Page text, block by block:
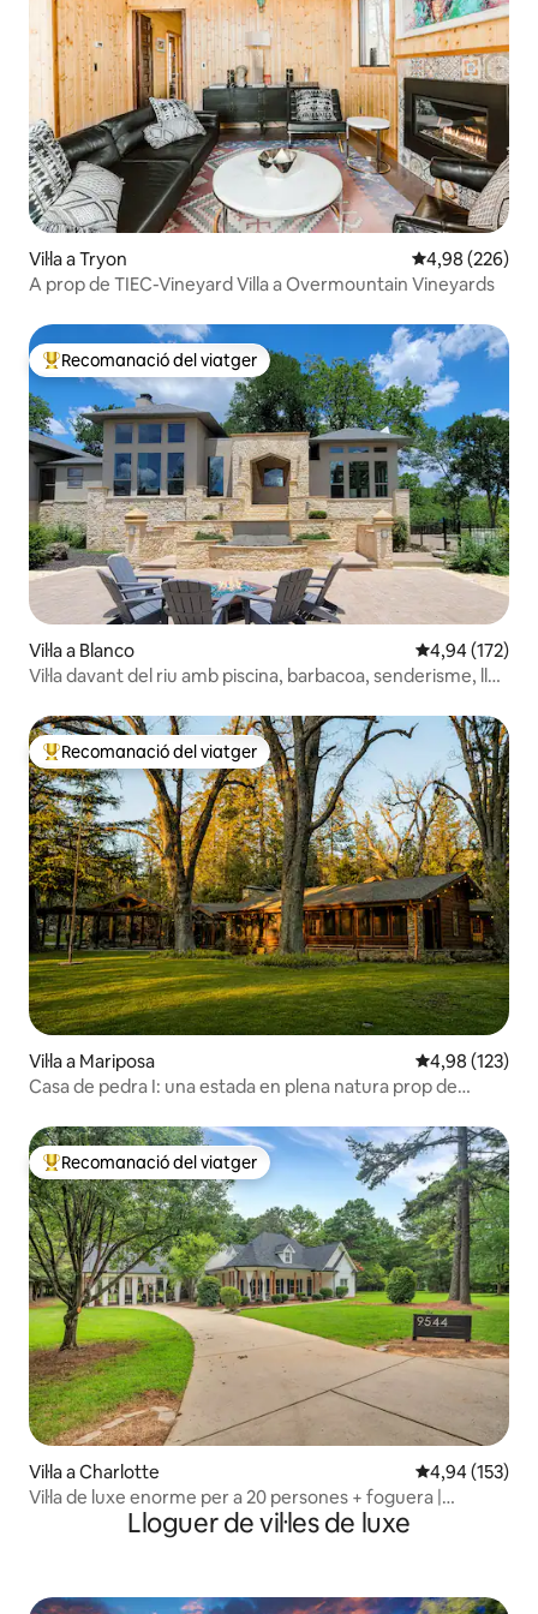
Vil·la a Tryon 4,98 de
4,98 (226)
A prop de TIEC-Vineyard Villa a Overmountain Vineyards
Principals recomanacions dels viatgers
Recomanació del viatger
Vil·la a Blanco 4,94 de
4,94 (172)
Vil·la davant del riu amb piscina, barbacoa, senderisme, llar
Principals recomanacions dels viatgers
Recomanació del viatger
Vil·la a Mariposa 4,98 de
4,98 (123)
Casa de pedra I: una estada en plena natura prop de
Principals recomanacions dels viatgers
Recomanació del viatger
Vil·la a Charlotte 4,94 de
4,94 (153)
Vil·la de luxe enorme per a 20 persones + foguera |
EsdevenimentsLloguer de vil·les de luxe